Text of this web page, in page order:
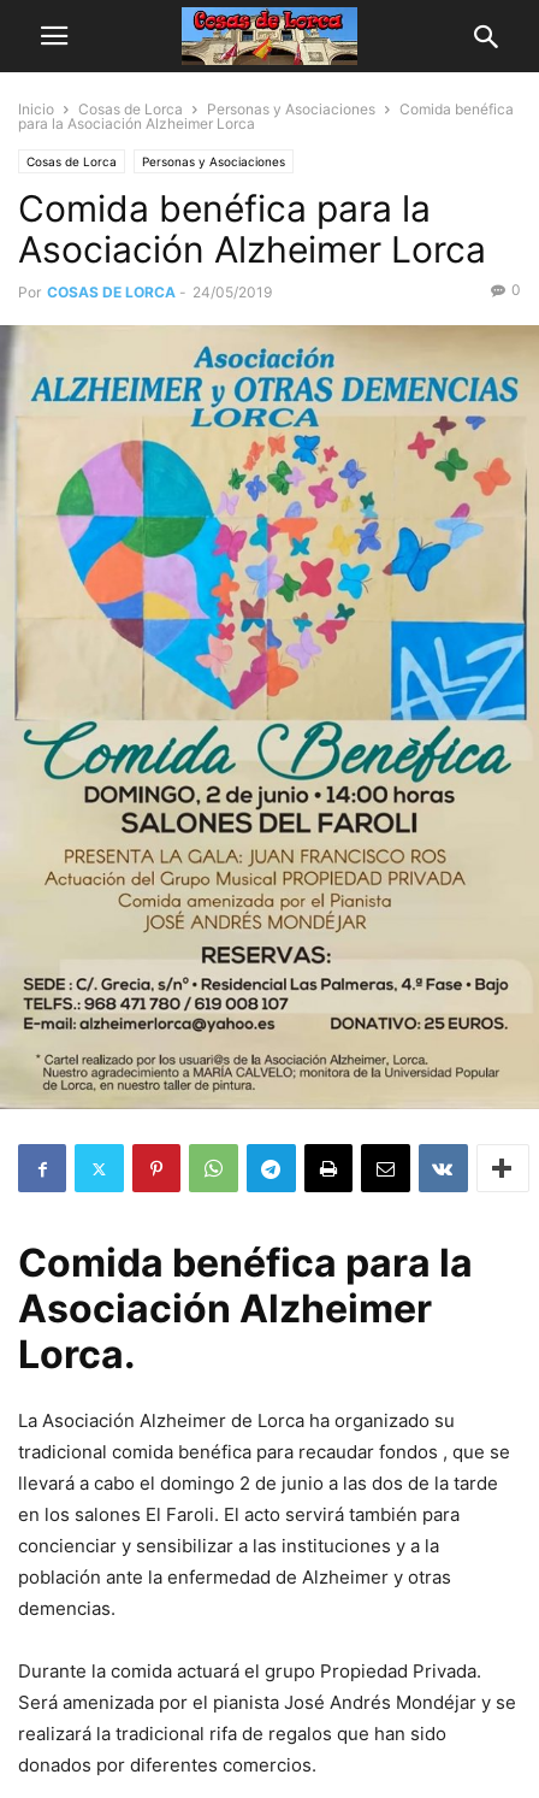
Inicio Cosas de Lorca Personas y Asociaciones
Comida benéfica
para la Asociación Alzheimer Lorca
Cosas de Lorca Personas y Asociaciones
Comida benéfica para la
Asociación Alzheimer Lorca
Por COSAS DE LORCA - 24/05/2019 0
Comida benéfica para la
Asociación Alzheimer
Lorca.
La Asociación Alzheimer de Lorca ha organizado su
tradicional comida benéfica para recaudar fondos , que se
llevará a cabo el domingo 2 de junio a las dos de la tarde
en los salones El Faroli. El acto servirá también para
concienciar y sensibilizar a las instituciones y a la
población ante la enfermedad de Alzheimer y otras
demencias.
Durante la comida actuará el grupo Propiedad Privada.
Será amenizada por el pianista José Andrés Mondéjar y se
realizará la tradicional rifa de regalos que han sido
donados por diferentes comercios.